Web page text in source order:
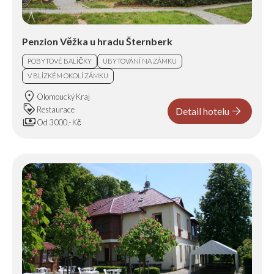
Penzion Věžka u hradu Šternberk
POBYTOVÉ BALÍČKY
UBYTOVÁNÍ NA ZÁMKU
V BLÍZKÉM OKOLÍ ZÁMKU
location_on Olomoucký Kraj
loyalty Restaurace
paymentsOd 3 000,- Kč
Detail hotelu arrow_forward